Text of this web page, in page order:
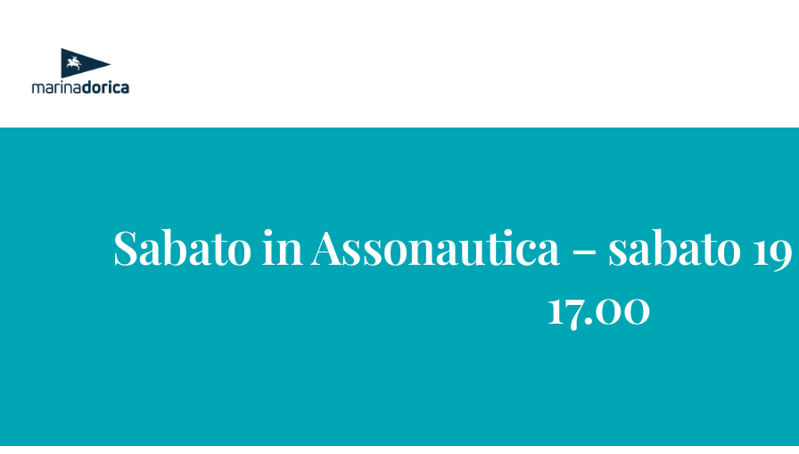
contenuto
Sabato in Assonautica – sabato
17.00